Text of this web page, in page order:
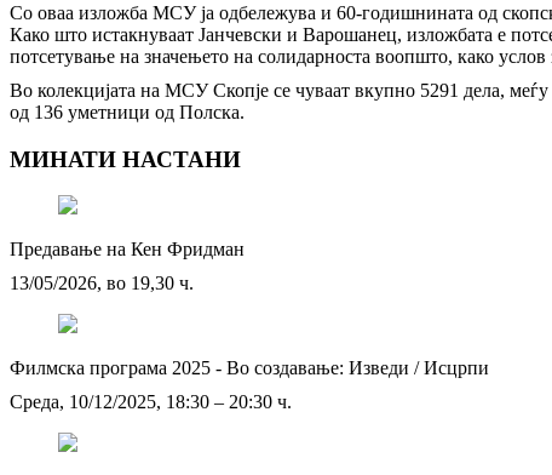
Со оваа изложба МСУ ја одбележува и 60-годишнината од
Како што истакнуваат Јанчевски и Варошанец, изложбата е
потсетување на значењето на солидарноста воопшто, како
Во колекцијата на МСУ Скопје се чуваат вкупно 5291 дела,
од 136 уметници од Полска.
МИНАТИ НАСТАНИ
Предавање на Кен Фридман
13/05/2026, во 19,30 ч.
Филмска програма 2025 - Во создавање: Изведи / Исцрпи
Среда, 10/12/2025, 18:30 – 20:30 ч.